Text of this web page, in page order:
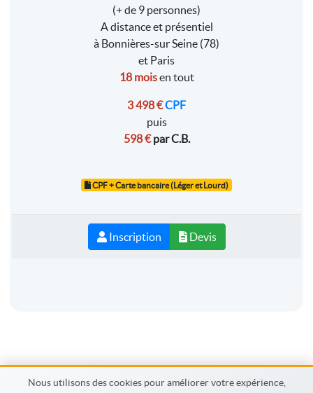
Nous utilisons des cookies pour améliorer votre expérience,
(+ de 9 personnes)
A distance et présentiel
à Bonnières-sur Seine (78)
et Paris
18 moisen tout
3 498 €CPF
puis
598 €par C.B.
CPF + Carte bancaire (Léger et Lourd)
Inscription Devis